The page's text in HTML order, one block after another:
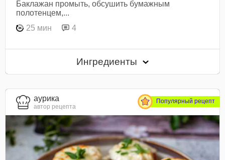
Баклажан промыть, обсушить бумажным
полотенцем,...
25 мин
4
Ингредиенты
aурика
автор рецепта
Популярный рецепт